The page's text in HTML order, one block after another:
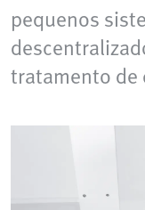
pequenos
tratamento de